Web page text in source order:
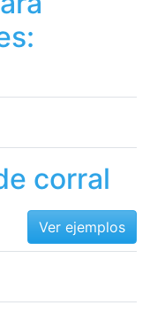
corral
Ver ejemplos